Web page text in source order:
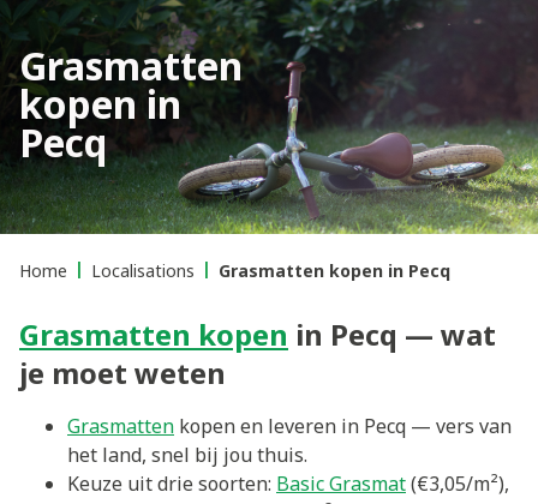
Grasmatten
kopen in
Pecq
Home Localisations Grasmatten kopen in Pecq
Grasmatten kopen in Pecq — wat
je moet weten
Grasmatten kopen en leveren in Pecq — vers van
het land, snel bij jou thuis.
Keuze uit drie soorten: Basic Grasmat(€3,05/m²),